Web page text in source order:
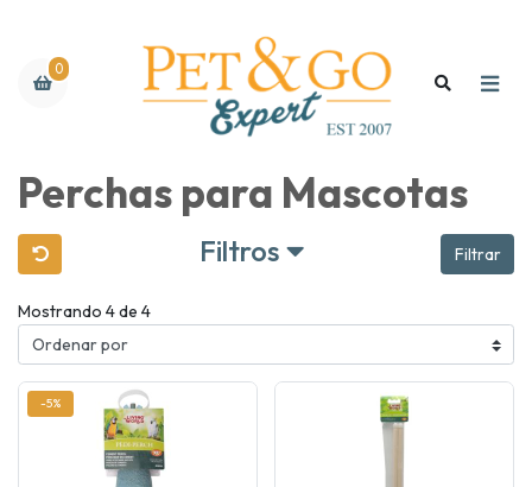
0
Perchas para Mascotas
Filtros Filtrar
Mostrando 4 de 4
-5%